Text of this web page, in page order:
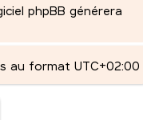
phpBB générera
au format UTC+02:00